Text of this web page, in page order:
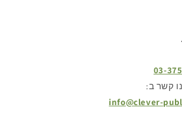
03-
קשר ב:
info@clever-